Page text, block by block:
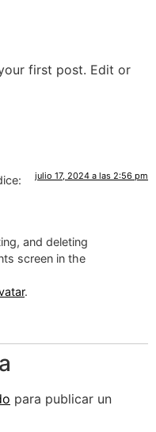
first post. Edit or
julio 17, 2024 a las 2:56 pm
and deleting
screen in the
.
para publicar un